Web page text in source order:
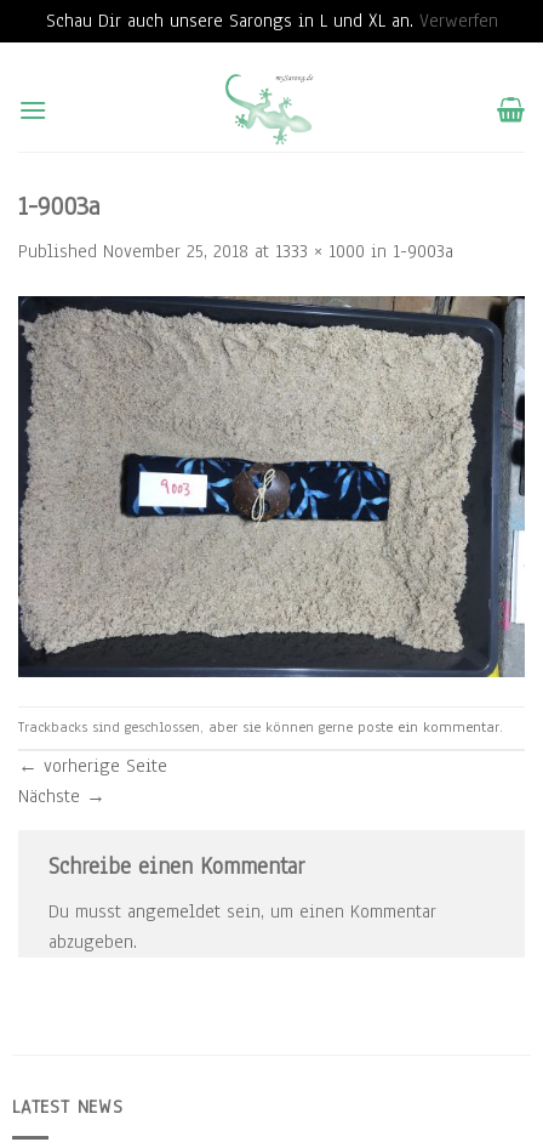
Schau Dir auch unsere Sarongs in L und XL an. Verwerfen
content
1-9003a
Published November 25, 2018 at 1333 × 1000 in 1-9003a
Trackbacks sind geschlossen, aber sie können gerne poste ein kommentar.
← vorherige Seite
Nächste →
Schreibe einen Kommentar
Du musst angemeldet sein, um einen Kommentar
abzugeben.
LATEST NEWS